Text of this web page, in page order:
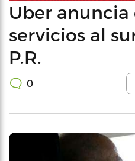
Uber anuncia
servicios al
P.R.
0